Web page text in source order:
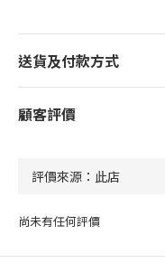
送貨及付款方式
顧客評價
尚未有任何評價